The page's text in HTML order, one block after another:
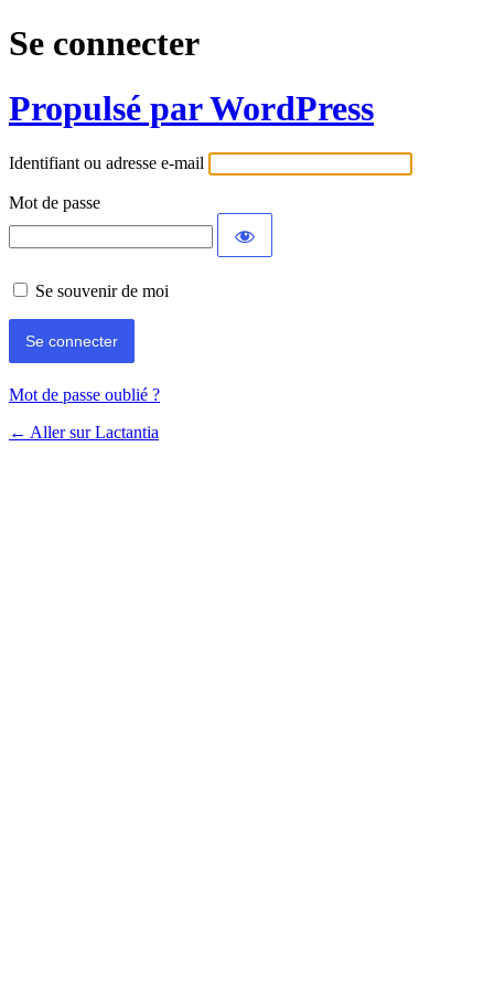
Se connecter
Propulsé par WordPress
Identifiant ou adresse e-mail
Mot de passe
Se souvenir de moi
Mot de passe oublié ?
← Aller sur Lactantia